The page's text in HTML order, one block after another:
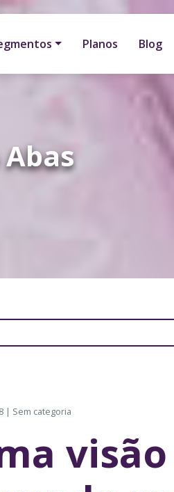
Planos Blog
| Sem categoria